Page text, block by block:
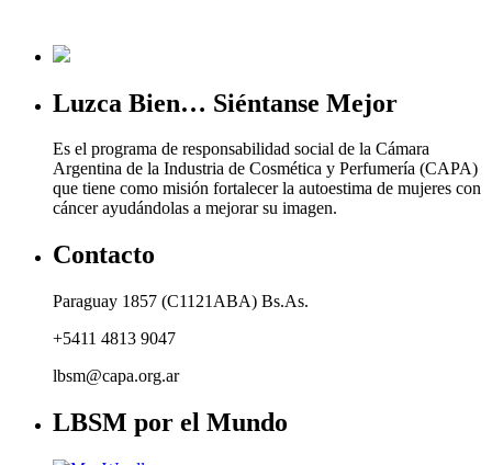
Luzca Bien… Siéntanse Mejor
Es el programa de responsabilidad social de la Cámara
Argentina de la Industria de Cosmética y Perfumería (CAPA)
que tiene como misión fortalecer la autoestima de mujeres con
cáncer ayudándolas a mejorar su imagen.
Contacto
Paraguay 1857 (C1121ABA) Bs.As.
+5411 4813 9047
lbsm@capa.org.ar
LBSM por el Mundo